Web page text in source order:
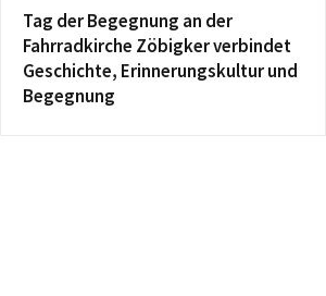
Tag der Begegnung an der
Fahrradkirche Zöbigker verbindet
Geschichte, Erinnerungskultur und
Begegnung